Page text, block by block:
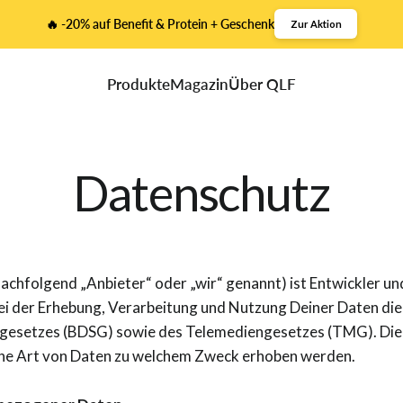
🔥 -20% auf Benefit & Protein + Geschenk Zur Aktion
ProdukteMagazinÜber QLF
Datenschutz
„Anbieter“ oder „wir“ genannt) ist Entwickler
der Erhebung, Verarbeitung und Nutzung Deiner Daten
(BDSG) sowie des Telemediengesetzes (TMG).
Art von Daten zu welchem Zweck erhoben werden.